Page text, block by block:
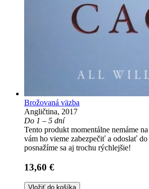
Brožovaná väzba
Angličtina, 2017
Do 1 – 5 dní
Tento produkt momentálne nemáme
vám ho vieme zabezpečiť a odoslať
posnažíme sa aj trochu rýchlejšie!
13,60 €
Vložiť do košíka